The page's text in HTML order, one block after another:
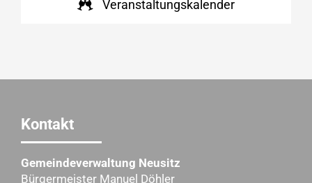
Veranstaltungskalender
Kontakt
Gemeindeverwaltung Neusitz
Bürgermeister Manuel Döhler